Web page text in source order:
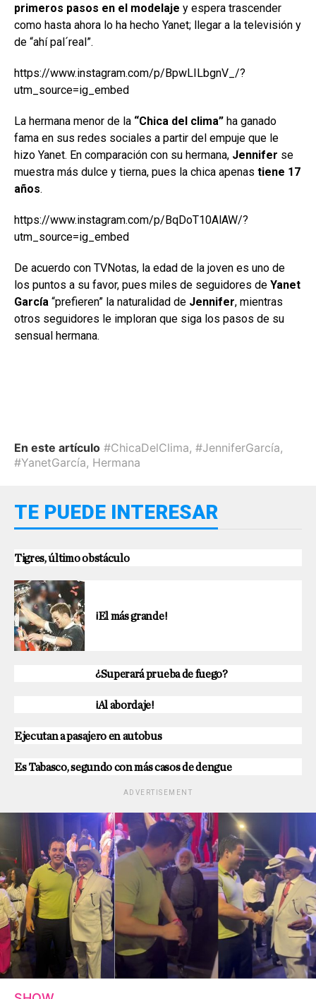
primeros pasos en el modelaje y espera trascender
como hasta ahora lo ha hecho Yanet; llegar a la televisión y
de “ahí pal´real”.
https://www.instagram.com/p/BpwLILbgnV_/?
utm_source=ig_embed
La hermana menor de la “Chica del clima” ha ganado
fama en sus redes sociales a partir del empuje que le
hizo Yanet. En comparación con su hermana, Jennifer se
muestra más dulce y tierna, pues la chica apenas tiene 17
años.
https://www.instagram.com/p/BqDoT10AlAW/?
utm_source=ig_embed
De acuerdo con TVNotas, la edad de la joven es uno de
los puntos a su favor, pues miles de seguidores de Yanet
García “prefieren” la naturalidad de Jennifer, mientras
otros seguidores le imploran que siga los pasos de su
sensual hermana.
En este artículo #ChicaDelClima, #JenniferGarcía,
#YanetGarcía, Hermana
TE PUEDE INTERESAR
Tigres, último obstáculo
¡El más grande!
¿Superará prueba de fuego?
¡Al abordaje!
Ejecutan a pasajero en autobus
Es Tabasco, segundo con más casos de dengue
ADVERTISEMENT